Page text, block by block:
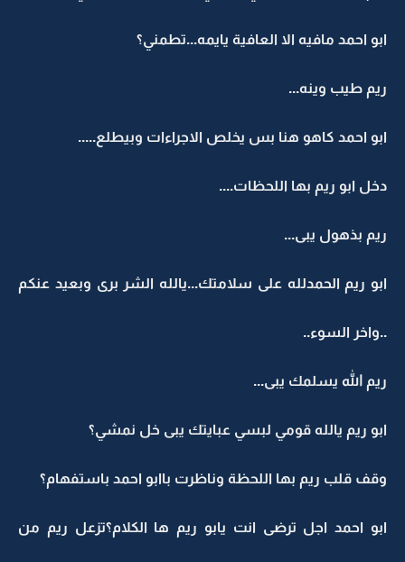
ابو احمد مافيه الا العافية يايمه...تطمني؟
ريم طيب وينه...
ابو احمد كاهو هنا بس يخلص الاجراءات وبيطلع.....
دخل ابو ريم بها اللحظات....
ريم بذهول يبى...
ابو ريم الحمدلله على سلامتك...يالله الشر برى وبعيد عنكم
..واخر السوء..
ريم الله يسلمك يبى...
ابو ريم يالله قومي لبسي عبايتك يبى خل نمشي؟
وقف قلب ريم بها اللحظة وناظرت باابو احمد باستفهام؟
ابو احمد اجل ترضى انت يابو ريم ها الكلام؟تزعل ريم من